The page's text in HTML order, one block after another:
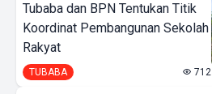
Tubaba dan BPN Tentukan Titik
Koordinat Pembangunan Sekolah
Rakyat
TUBABA 712